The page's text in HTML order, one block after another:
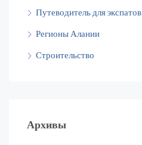
Путеводитель для экспатов
Регионы Алании
Строительство
Архивы